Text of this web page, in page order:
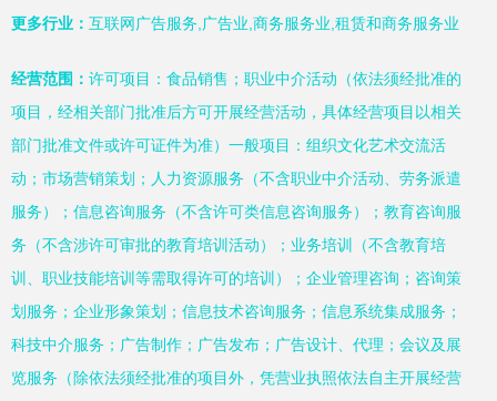
更多行业： 互联网广告服务,广告业,商务服务业,租赁和商务服务业
经营范围： 许可项目：食品销售；职业中介活动（依法须经批准的
项目，经相关部门批准后方可开展经营活动，具体经营项目以相关
部门批准文件或许可证件为准）一般项目：组织文化艺术交流活
动；市场营销策划；人力资源服务（不含职业中介活动、劳务派遣
服务）；信息咨询服务（不含许可类信息咨询服务）；教育咨询服
务（不含涉许可审批的教育培训活动）；业务培训（不含教育培
训、职业技能培训等需取得许可的培训）；企业管理咨询；咨询策
划服务；企业形象策划；信息技术咨询服务；信息系统集成服务；
科技中介服务；广告制作；广告发布；广告设计、代理；会议及展
览服务（除依法须经批准的项目外，凭营业执照依法自主开展经营